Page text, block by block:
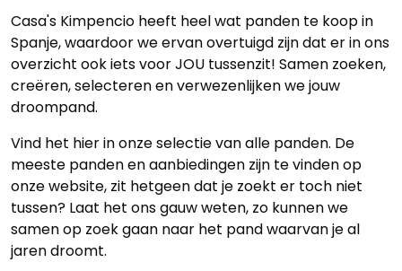
Casa's Kimpencio heeft heel wat panden te koop in
Spanje, waardoor we ervan overtuigd zijn dat er in ons
overzicht ook iets voor JOU tussenzit! Samen zoeken,
creëren, selecteren en verwezenlijken we jouw
droompand.
Vind het hier in onze selectie van alle panden. De
meeste panden en aanbiedingen zijn te vinden op
onze website, zit hetgeen dat je zoekt er toch niet
tussen? Laat het ons gauw weten, zo kunnen we
samen op zoek gaan naar het pand waarvan je al
jaren droomt.